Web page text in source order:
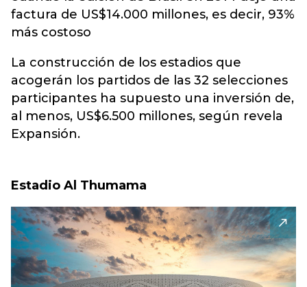
factura de US$14.000 millones, es decir, 93%
más costoso
La construcción de los estadios que
acogerán los partidos de las 32 selecciones
participantes ha supuesto una inversión de,
al menos, US$6.500 millones, según revela
Expansión.
Estadio Al Thumama